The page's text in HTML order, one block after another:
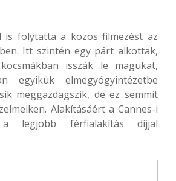
is folytatta a közös filmezést az
Itt szintén egy párt alkottak,
isszák le magukat,
egyikük elmegyógyintézetbe
meggazdagszik, de ez semmit
Alakításáért a Cannes-i
a legjobb férfialakítás díjjal